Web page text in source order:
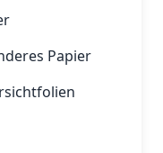
Papier